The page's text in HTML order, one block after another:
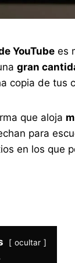
YouTube es
gran
copia de tus
que aloja
para
en los que
ocultar